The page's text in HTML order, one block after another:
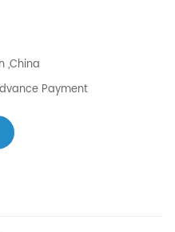
,China
Payment